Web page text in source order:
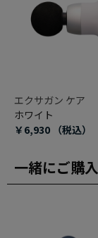
エクサガン ケア
ホワイト
￥6,930 （税込）
一緒にご購